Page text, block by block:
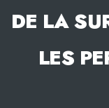
DE LA
LES